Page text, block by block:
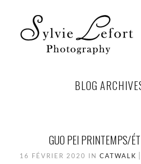
BLOG
GUO PEI PRINTEMPS/
16 FÉVRIER 2020 IN CATWALK